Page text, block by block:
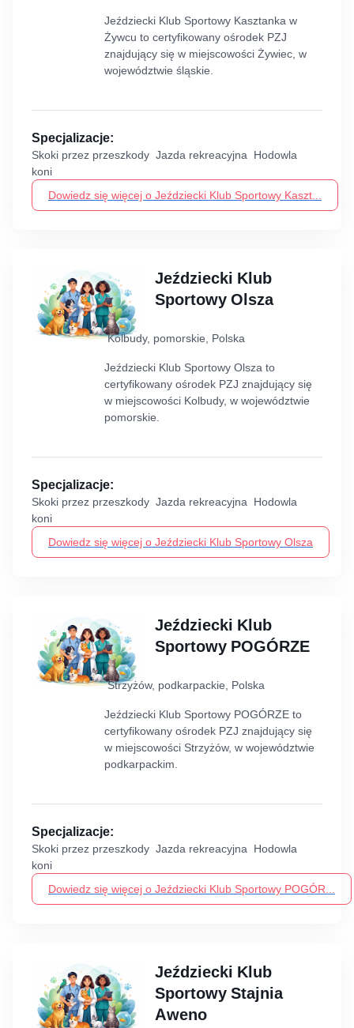
Jeździecki Klub Sportowy Kasztanka w
Żywcu to certyfikowany ośrodek PZJ
znajdujący się w miejscowości Żywiec, w
województwie śląskie.
Specjalizacje:
Skoki przez przeszkody Jazda rekreacyjna Hodowla
koni
Dowiedz się więcej o Jeździecki Klub Sportowy Kaszt...
Jeździecki Klub
Sportowy Olsza
Kolbudy, pomorskie, Polska
Jeździecki Klub Sportowy Olsza to
certyfikowany ośrodek PZJ znajdujący się
w miejscowości Kolbudy, w województwie
pomorskie.
Specjalizacje:
Skoki przez przeszkody Jazda rekreacyjna Hodowla
koni
Dowiedz się więcej o Jeździecki Klub Sportowy Olsza
Jeździecki Klub
Sportowy POGÓRZE
Strzyżów, podkarpackie, Polska
Jeździecki Klub Sportowy POGÓRZE to
certyfikowany ośrodek PZJ znajdujący się
w miejscowości Strzyżów, w województwie
podkarpackim.
Specjalizacje:
Skoki przez przeszkody Jazda rekreacyjna Hodowla
koni
Dowiedz się więcej o Jeździecki Klub Sportowy POGÓR...
Jeździecki Klub
Sportowy Stajnia
Aweno